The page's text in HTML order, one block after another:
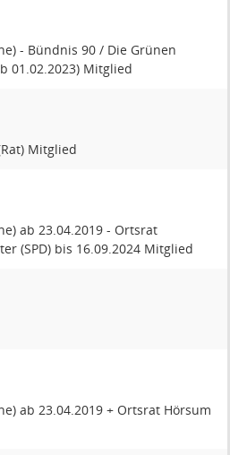
- Bündnis 90 / Die Grünen
01.02.2023) Mitglied
Mitglied
ab 23.04.2019 - Ortsrat
(SPD) bis 16.09.2024 Mitglied
ab 23.04.2019 + Ortsrat Hörsum